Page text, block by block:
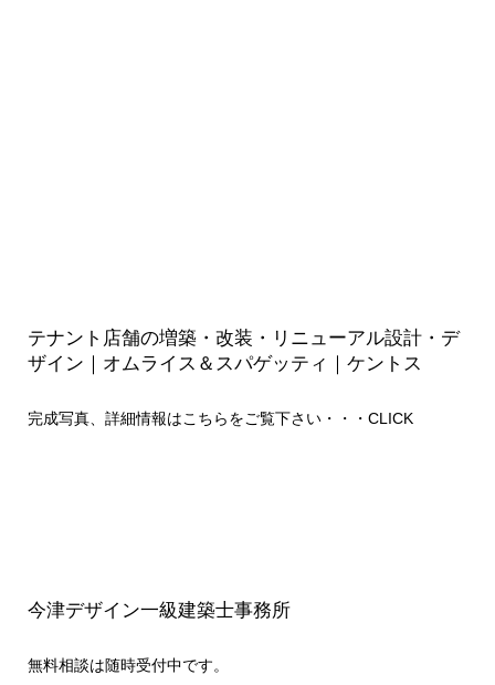
テナント店舗の増築・改装・リニューアル設計・デ
ザイン｜オムライス＆スパゲッティ｜ケントス
完成写真、詳細情報はこちらをご覧下さい・・・ CLICK
今津デザイン一級建築士事務所
無料相談は随時受付中です。